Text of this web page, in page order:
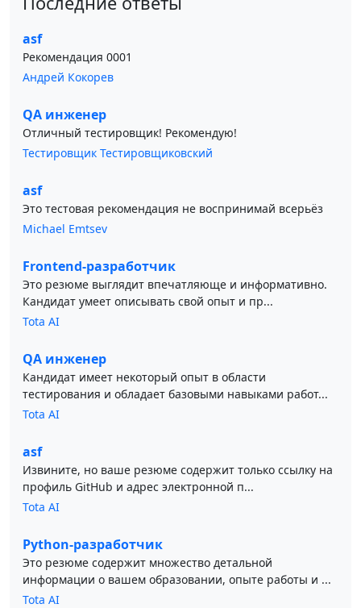
asf
Рекомендация 0001
Андрей Кокорев
QA инженер
Отличный тестировщик! Рекомендую!
Тестировщик Тестировщиковский
asf
Это тестовая рекомендация не воспринимай всерьёз
Michael Emtsev
Frontend-разработчик
Это резюме выглядит впечатляюще и информативно.
Кандидат умеет описывать свой опыт и пр...
Tota AI
QA инженер
Кандидат имеет некоторый опыт в области
тестирования и обладает базовыми навыками работ...
Tota AI
asf
Извините, но ваше резюме содержит только ссылку на
профиль GitHub и адрес электронной п...
Tota AI
Python-разработчик
Это резюме содержит множество детальной
информации о вашем образовании, опыте работы и ...
Tota AI